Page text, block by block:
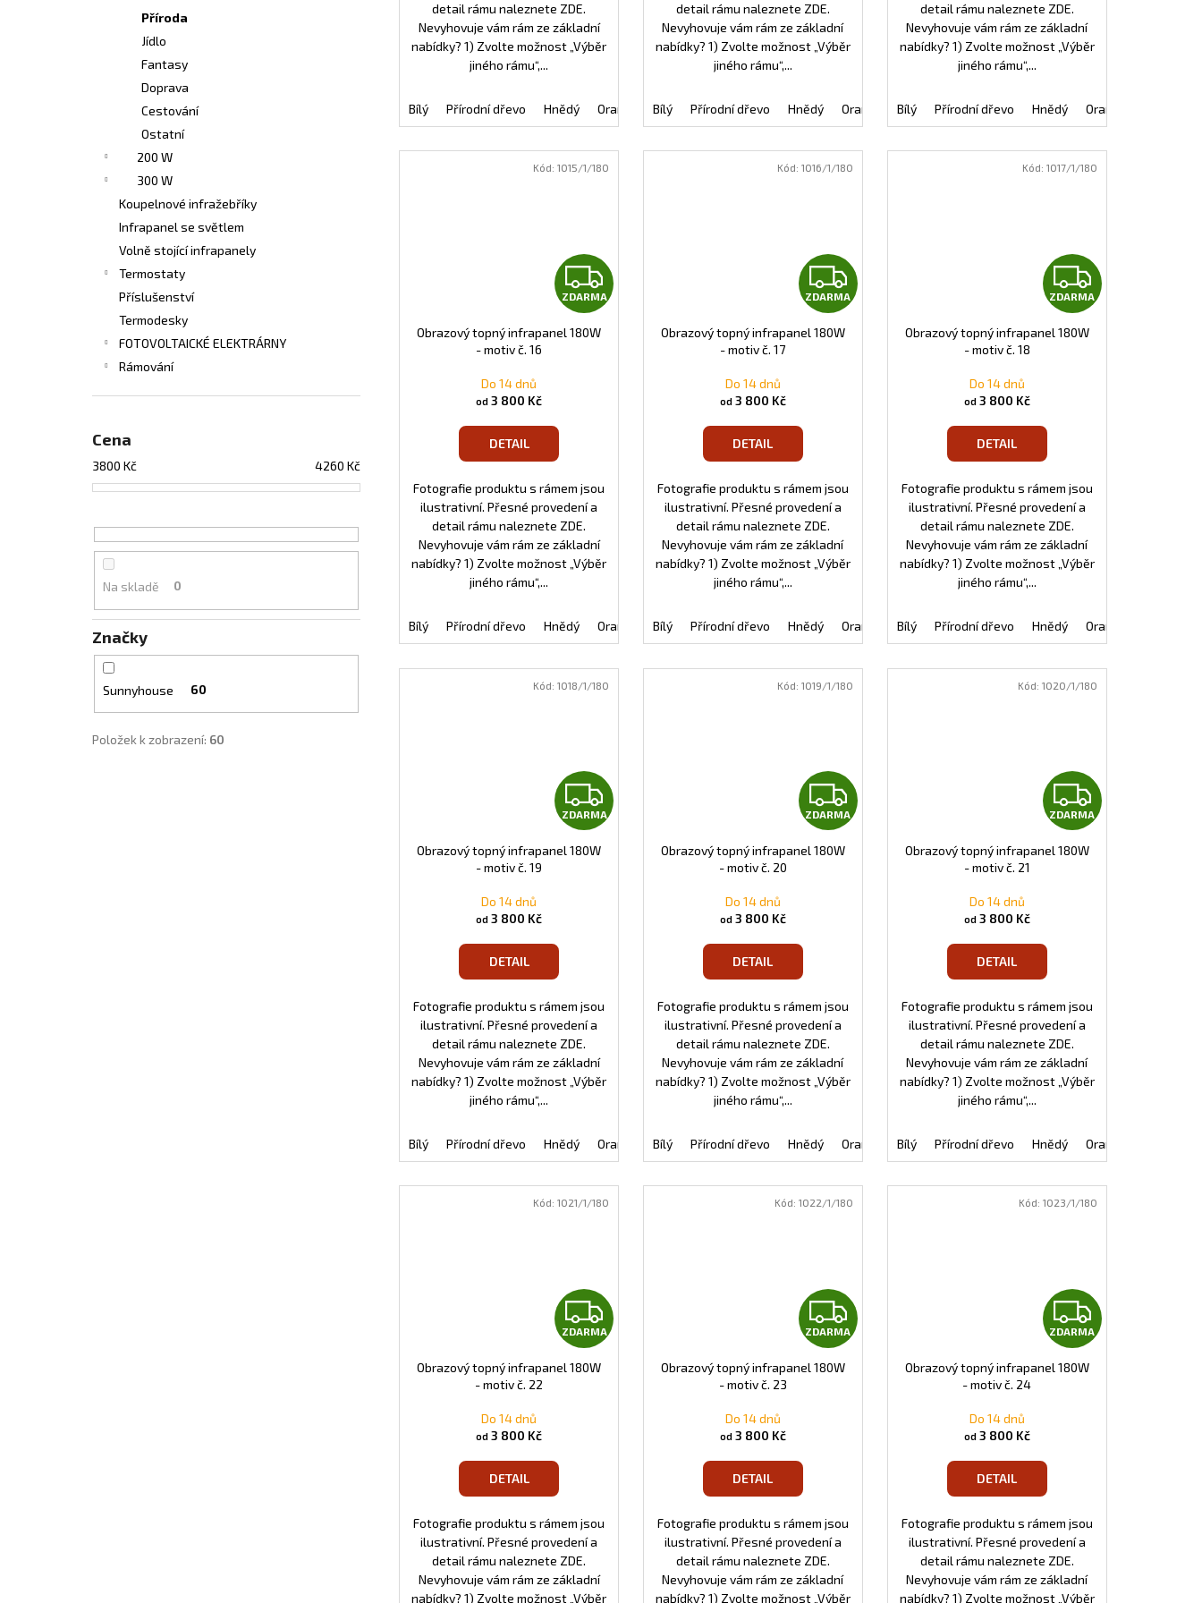
Příroda
Jídlo
Fantasy
Doprava
Cestování
Ostatní
200 W
300 W
Koupelnové infražebříky
Infrapanel se světlem
Volně stojící infrapanely
Termostaty
Příslušenství
Termodesky
FOTOVOLTAICKÉ ELEKTRÁRNY
Rámování
Cena
3800 Kč 4260 Kč
Na skladě 0
Značky
Sunnyhouse 60
Položek k zobrazení: 60
detail rámu naleznete ZDE.
Nevyhovuje vám rám ze základní
nabídky? 1) Zvolte možnost „Výběr
jiného rámu“,...
Bílý Přírodní dřevo Hnědý Oranžový Černý Tmavě modrý Tmavě zelený Bordó Intermezzo Natura bronzový
detail rámu naleznete ZDE.
Nevyhovuje vám rám ze základní
nabídky? 1) Zvolte možnost „Výběr
jiného rámu“,...
Bílý Přírodní dřevo Hnědý Oranžový Černý Tmavě modrý Tmavě zelený
detail rámu naleznete ZDE.
Nevyhovuje vám rám ze základní
nabídky? 1) Zvolte možnost „Výběr
jiného rámu“,...
Bílý Přírodní dřevo Hnědý Oranžový
Z
D
ZDARMA
Obrazový topný infrapanel 180W
- motiv č. 16
Do 14 dnů
od 3 800 Kč
DETAIL
Fotografie produktu s rámem jsou
ilustrativní. Přesné provedení a
detail rámu naleznete ZDE.
Nevyhovuje vám rám ze základní
nabídky? 1) Zvolte možnost „Výběr
jiného rámu“,...
Bílý Přírodní dřevo Hnědý Oranžový Černý Tmavě modrý Tmavě zelený Bordó Intermezzo Natura bronzový
Kód:1015/1/180
Z
D
ZDARMA
Obrazový topný infrapanel 180W
- motiv č. 17
Do 14 dnů
od3 800 Kč
DETAIL
Fotografie produktu s rámem jsou
ilustrativní. Přesné provedení a
detail rámu naleznete ZDE.
Nevyhovuje vám rám ze základní
nabídky? 1) Zvolte možnost „Výběr
jiného rámu“,...
Bílý Přírodní dřevo Hnědý Oranžový Černý Tmavě modrý Tmavě zelený
Kód: 1016/1/180
Z
D
ZDARMA
Obrazový topný infrapanel 180W
- motiv č. 18
Do 14 dnů
od3 800 Kč
DETAIL
Fotografie produktu s rámem jsou
ilustrativní. Přesné provedení a
detail rámu naleznete ZDE.
Nevyhovuje vám rám ze základní
nabídky? 1) Zvolte možnost „Výběr
jiného rámu“,...
Bílý Přírodní dřevo Hnědý Oranžový
Kód: 1017/1/180
Z
D
ZDARMA
Obrazový topný infrapanel 180W
- motiv č. 19
Do 14 dnů
od 3 800 Kč
DETAIL
Fotografie produktu s rámem jsou
ilustrativní. Přesné provedení a
detail rámu naleznete ZDE.
Nevyhovuje vám rám ze základní
nabídky? 1) Zvolte možnost „Výběr
jiného rámu“,...
Bílý Přírodní dřevo Hnědý Oranžový Černý Tmavě modrý Tmavě zelený Bordó Intermezzo Natura bronzový
Kód:1018/1/180
Z
D
ZDARMA
Obrazový topný infrapanel 180W
- motiv č. 20
Do 14 dnů
od3 800 Kč
DETAIL
Fotografie produktu s rámem jsou
ilustrativní. Přesné provedení a
detail rámu naleznete ZDE.
Nevyhovuje vám rám ze základní
nabídky? 1) Zvolte možnost „Výběr
jiného rámu“,...
Bílý Přírodní dřevo Hnědý Oranžový Černý Tmavě modrý Tmavě zelený
Kód: 1019/1/180
Z
D
ZDARMA
Obrazový topný infrapanel 180W
- motiv č. 21
Do 14 dnů
od3 800 Kč
DETAIL
Fotografie produktu s rámem jsou
ilustrativní. Přesné provedení a
detail rámu naleznete ZDE.
Nevyhovuje vám rám ze základní
nabídky? 1) Zvolte možnost „Výběr
jiného rámu“,...
Bílý Přírodní dřevo Hnědý Oranžový
Kód: 1020/1/180
Z
D
ZDARMA
Obrazový topný infrapanel 180W
- motiv č. 22
Do 14 dnů
od 3 800 Kč
DETAIL
Fotografie produktu s rámem jsou
ilustrativní. Přesné provedení a
detail rámu naleznete ZDE.
Nevyhovuje vám rám ze základní
nabídky? 1) Zvolte možnost „Výběr
Kód:1021/1/180
Z
D
ZDARMA
Obrazový topný infrapanel 180W
- motiv č. 23
Do 14 dnů
od3 800 Kč
DETAIL
Fotografie produktu s rámem jsou
ilustrativní. Přesné provedení a
detail rámu naleznete ZDE.
Nevyhovuje vám rám ze základní
nabídky? 1) Zvolte možnost „Výběr
Kód: 1022/1/180
Z
D
ZDARMA
Obrazový topný infrapanel 180W
- motiv č. 24
Do 14 dnů
od3 800 Kč
DETAIL
Fotografie produktu s rámem jsou
ilustrativní. Přesné provedení a
detail rámu naleznete ZDE.
Nevyhovuje vám rám ze základní
nabídky? 1) Zvolte možnost „Výběr
Kód: 1023/1/180